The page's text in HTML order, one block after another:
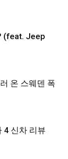
(feat. Jeep
온 스웨덴 폭
4 신차 리뷰